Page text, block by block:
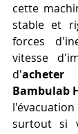
cette
stable et
forces
vitesse
d'
Bambulab
surtout si